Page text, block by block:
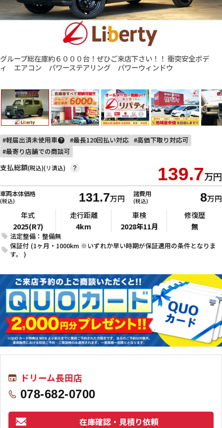
グループ総在庫約６０００台！ぜひご来店下さい！！ 衝突安全ボデ
ィ エアコン パワーステアリング パワーウィンドウ
軽届出済未使用車 ? 最長120回払い対応
高価下取り対応可
最寄り店舗での商談可
支払総額(税込)(リ済込) 139.7万円
?
車両本体価格
(税込) 131.7万円 諸費用
(税込) 8万円
法定整備：整備無
保証付 (1ヶ月・1000km ※いずれか早い時期が保証適用の条件となりま
す。 )
年式
2025(R7)
走行距離
4km
車検
2028年11月
修復歴
無
ドリーム長田店
078-682-0700
在庫確認・見積り依頼